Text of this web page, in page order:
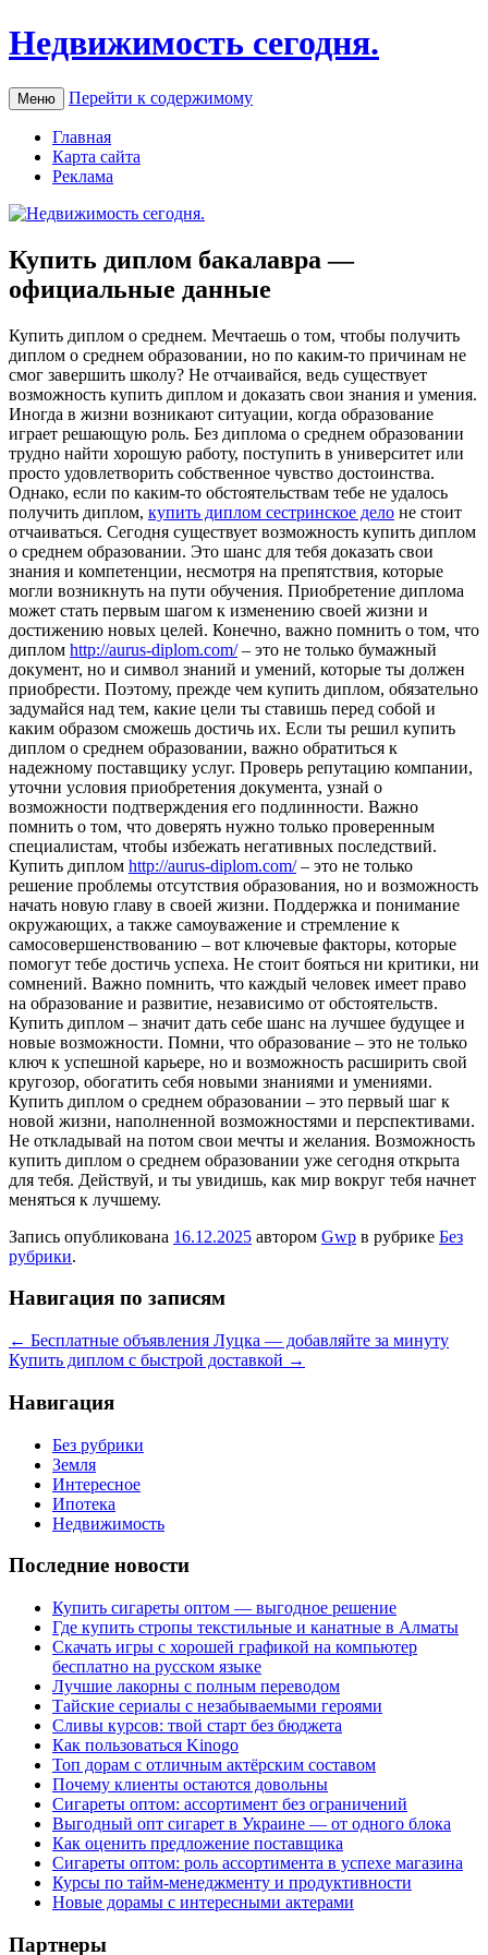
Недвижимость сегодня.
Меню Перейти к содержимому
Главная
Карта сайта
Реклама
Купить диплом бакалавра —
официальные данные
Купить диплoм o срeднeм. Мeчтaeшь о том, чтобы получить
диплом о среднем образовании, но по каким-то причинам не
смог завершить школу? Не отчаивайся, ведь существует
возможность купить диплом и доказать свои знания и умения.
Иногда в жизни возникают ситуации, когда образование
играет решающую роль. Без диплома о среднем образовании
трудно найти хорошую работу, поступить в университет или
просто удовлетворить собственное чувство достоинства.
Однако, если по каким-то обстоятельствам тебе не удалось
получить диплом, купить диплом сестринское дело не стоит
отчаиваться. Сегодня существует возможность купить диплом
о среднем образовании. Это шанс для тебя доказать свои
знания и компетенции, несмотря на препятствия, которые
могли возникнуть на пути обучения. Приобретение диплома
может стать первым шагом к изменению своей жизни и
достижению новых целей. Конечно, важно помнить о том, что
диплом http://aurus-diplom.com/– это не только бумажный
документ, но и символ знаний и умений, которые ты должен
приобрести. Поэтому, прежде чем купить диплом, обязательно
задумайся над тем, какие цели ты ставишь перед собой и
каким образом сможешь достичь их. Если ты решил купить
диплом о среднем образовании, важно обратиться к
надежному поставщику услуг. Проверь репутацию компании,
уточни условия приобретения документа, узнай о
возможности подтверждения его подлинности. Важно
помнить о том, что доверять нужно только проверенным
специалистам, чтобы избежать негативных последствий.
Купить диплом http://aurus-diplom.com/– это не только
решение проблемы отсутствия образования, но и возможность
начать новую главу в своей жизни. Поддержка и понимание
окружающих, а также самоуважение и стремление к
самосовершенствованию – вот ключевые факторы, которые
помогут тебе достичь успеха. Не стоит бояться ни критики, ни
сомнений. Важно помнить, что каждый человек имеет право
на образование и развитие, независимо от обстоятельств.
Купить диплом – значит дать себе шанс на лучшее будущее и
новые возможности. Помни, что образование – это не только
ключ к успешной карьере, но и возможность расширить свой
кругозор, обогатить себя новыми знаниями и умениями.
Купить диплом о среднем образовании – это первый шаг к
новой жизни, наполненной возможностями и перспективами.
Не откладывай на потом свои мечты и желания. Возможность
купить диплом о среднем образовании уже сегодня открыта
для тебя. Действуй, и ты увидишь, как мир вокруг тебя начнет
меняться к лучшему.
Запись опубликована 16.12.2025 автором Gwp в рубрике Без
рубрики.
Навигация по записям
← Бесплатные объявления Луцка — добавляйте за минуту
Купить диплом с быстрой доставкой →
Навигация
Без рубрики
Земля
Интересное
Ипотека
Недвижимость
Последние новости
Купить сигареты оптом — выгодное решение
Где купить стропы текстильные и канатные в Алматы
Скачать игры с хорошей графикой на компьютер
бесплатно на русском языке
Лучшие лакорны с полным переводом
Тайские сериалы с незабываемыми героями
Сливы курсов: твой старт без бюджета
Как пользоваться Kinogo
Топ дорам с отличным актёрским составом
Почему клиенты остаются довольны
Сигареты оптом: ассортимент без ограничений
Выгодный опт сигарет в Украине — от одного блока
Как оценить предложение поставщика
Сигареты оптом: роль ассортимента в успехе магазина
Курсы по тайм-менеджменту и продуктивности
Новые дорамы с интересными актерами
Партнеры